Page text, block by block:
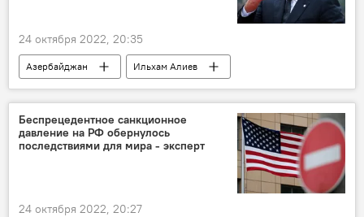
24 октября 2022, 20:35
Азербайджан
Ильхам Алиев
Грузия
Рабочий визит
Беспрецедентное санкционное
давление на РФ обернулось
последствиями для мира - эксперт
24 октября 2022, 20:27